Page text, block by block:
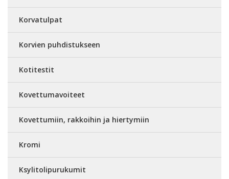
Korvatulpat
Korvien puhdistukseen
Kotitestit
Kovettumavoiteet
Kovettumiin, rakkoihin ja hiertymiin
Kromi
Ksylitolipurukumit